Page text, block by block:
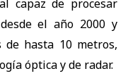
capaz de procesar
el año 2000 y
de hasta 10 metros,
óptica y de radar.